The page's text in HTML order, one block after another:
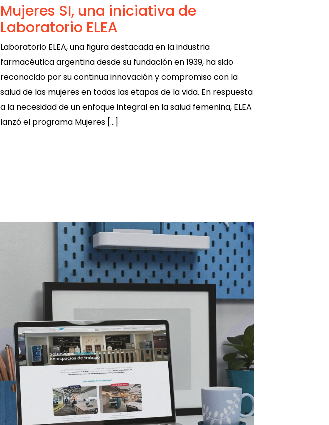
Mujeres SI, una iniciativa de
Laboratorio ELEA
Laboratorio ELEA, una figura destacada en la industria
farmacéutica argentina desde su fundación en 1939, ha sido
reconocido por su continua innovación y compromiso con la
salud de las mujeres en todas las etapas de la vida. En respuesta
a la necesidad de un enfoque integral en la salud femenina, ELEA
lanzó el programa Mujeres […]